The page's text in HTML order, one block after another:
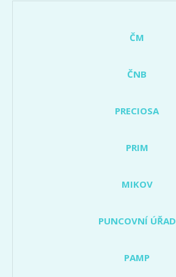
ČM
ČNB
PRECIOSA
PRIM
MIKOV
PUNCOVNÍ ÚŘAD
PAMP